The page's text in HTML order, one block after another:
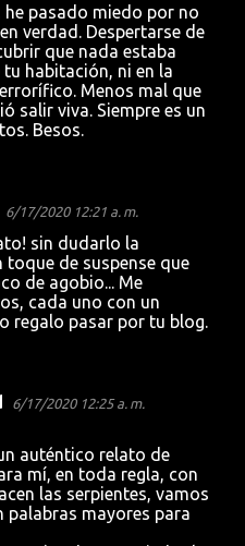
he pasado miedo por no
verdad. Despertarse de
que nada estaba
habitación, ni en la
Menos mal que
salir viva. Siempre es un
Besos.
6/17/2020 12:21 a. m.
sin dudarlo la
toque de suspense que
de agobio... Me
cada uno con un
regalo pasar por tu blog.
6/17/2020 12:25 a. m.
auténtico relato de
mí, en toda regla, con
las serpientes, vamos
palabras mayores para